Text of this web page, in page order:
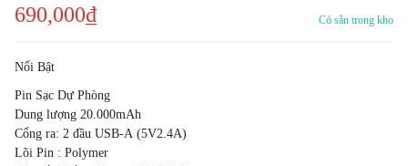
690,000₫ Có sẵn trong kho
Nổi Bật
Pin Sạc Dự Phòng
Dung lượng 20.000mAh
Cổng ra: 2 đầu USB-A (5V2.4A)
Lõi Pin : Polymer